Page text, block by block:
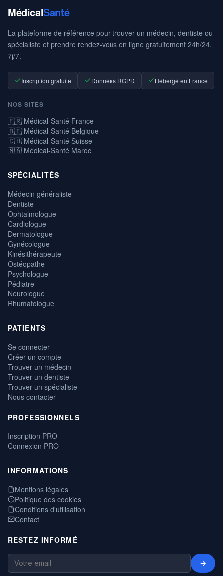
MédicalSanté
La plateforme de référence pour trouver un médecin, dentiste ou
spécialiste et prendre rendez-vous en ligne gratuitement 24h/24,
7j/7.
Inscription gratuite Données RGPD Hébergé en France
NOS SITES
🇫🇷 Médical-Santé France
🇧🇪 Médical-Santé Belgique
🇨🇭 Médical-Santé Suisse
🇲🇦 Médical-Santé Maroc
SPÉCIALITÉS
Médecin généraliste
Dentiste
Ophtalmologue
Cardiologue
Dermatologue
Gynécologue
Kinésithérapeute
Ostéopathe
Psychologue
Pédiatre
Neurologue
Rhumatologue
PATIENTS
Se connecter
Créer un compte
Trouver un médecin
Trouver un dentiste
Trouver un spécialiste
Nous contacter
PROFESSIONNELS
Inscription PRO
Connexion PRO
INFORMATIONS
Mentions légales
Politique des cookies
Conditions d'utilisation
Contact
RESTEZ INFORMÉ
→